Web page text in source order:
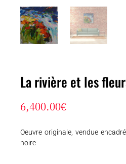
La rivière et les
6,400.00€
Oeuvre originale, vendue
noire